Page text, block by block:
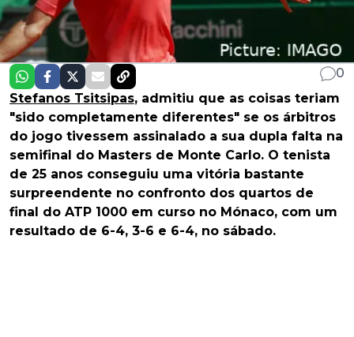
0
Stefanos Tsitsipas, admitiu que as coisas teriam
"sido completamente diferentes" se os árbitros
do jogo tivessem assinalado a sua dupla falta na
semifinal do Masters de Monte Carlo. O tenista
de 25 anos conseguiu uma vitória bastante
surpreendente no confronto dos quartos de
final do ATP 1000 em curso no Mónaco, com um
resultado de 6-4, 3-6 e 6-4, no sábado.